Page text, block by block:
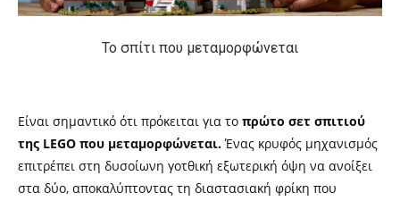
Το σπίτι που μεταμορφώνεται
Είναι σημαντικό ότι πρόκειται για το πρώτο σετ σπιτιού
της LEGO που μεταμορφώνεται.Ένας κρυφός μηχανισμός
επιτρέπει στη δυσοίωνη γοτθική εξωτερική όψη να ανοίξει
στα δύο, αποκαλύπτοντας τη διαστασιακή φρίκη που